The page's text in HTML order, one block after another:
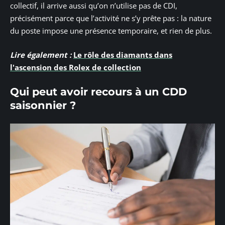
collectif, il arrive aussi qu’on n’utilise pas de CDI,
précisément parce que l’activité ne s’y prête pas : la nature
du poste impose une présence temporaire, et rien de plus.
Lire également : Le rôle des diamants dans
l'ascension des Rolex de collection
Qui peut avoir recours à un CDD
saisonnier ?